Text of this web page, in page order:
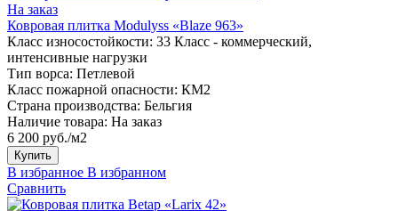
На заказ
Ковровая плитка Modulyss «Blaze 963»
Класс износостойкости: 33 Класс - коммерческий,
интенсивные нагрузки
Тип ворса: Петлевой
Класс пожарной опасности: КМ2
Страна производства: Бельгия
Наличие товара: На заказ
6 200 руб./м2
Купить
В избранное В избранном
Сравнить